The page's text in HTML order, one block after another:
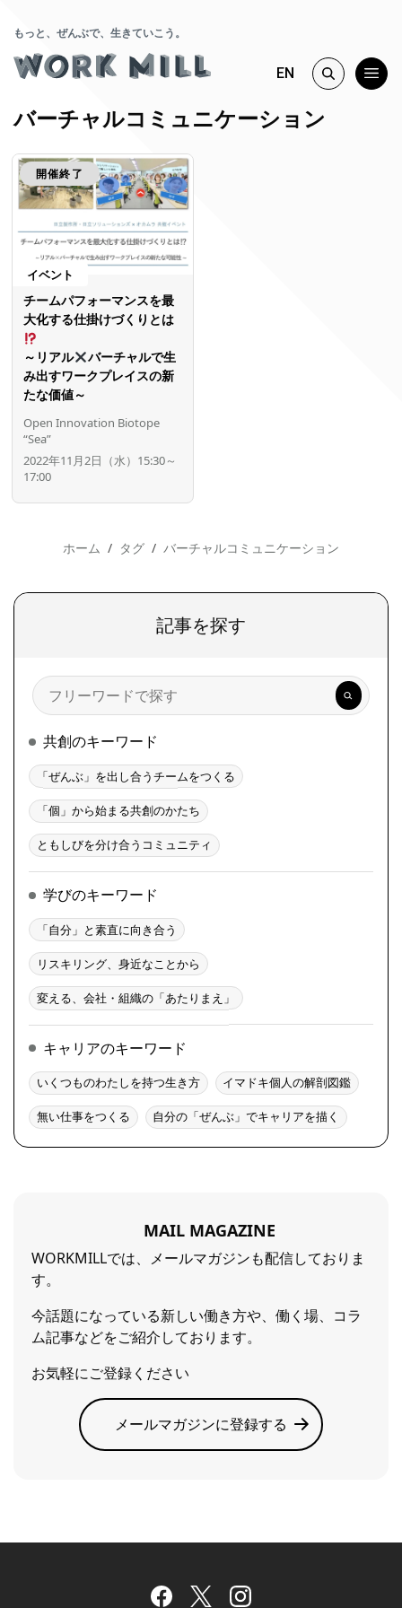
もっと、ぜんぶで、生きていこう。
EN
バーチャルコミュニケーション
開催終了
イベント
チームパフォーマンスを最
大化する仕掛けづくりとは
～リアル
バーチャルで生
み出すワークプレイスの新
たな価値～
Open Innovation Biotope
“Sea”
2022年11月2日（水）15:30～
17:00
ホーム タグ バーチャルコミュニケーション
記事を探す
検
索
共創のキーワード
「ぜんぶ」を出し合うチームをつくる
「個」から始まる共創のかたち
ともしびを分け合うコミュニティ
学びのキーワード
「自分」と素直に向き合う
リスキリング、身近なことから
変える、会社・組織の「あたりまえ」
キャリアのキーワード
いくつものわたしを持つ生き方 イマドキ個人の解剖図鑑
無い仕事をつくる 自分の「ぜんぶ」でキャリアを描く
MAIL MAGAZINE
WORKMILLでは、メールマガジンも配信しておりま
す。
今話題になっている新しい働き方や、働く場、コラ
ム記事などをご紹介しております。
お気軽にご登録ください
メールマガジンに登録する
Facebook
TwitterInstagram